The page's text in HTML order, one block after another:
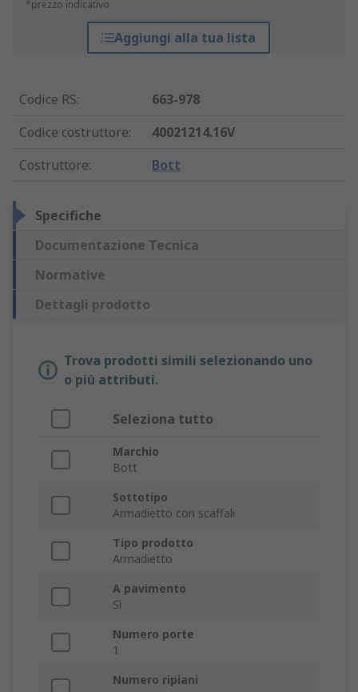
*prezzo indicativo
Aggiungi alla tua lista
Codice RS:
663-978
Codice costruttore:
40021214.16V
Costruttore: Bott
Specifiche
Documentazione Tecnica
Normative
Dettagli prodotto
Trova prodotti simili selezionando uno
o più attributi.
Seleziona tutto
Marchio
Bott
Sottotipo
Armadietto con scaffali
Tipo prodotto
Armadietto
A pavimento
Sì
Numero porte
1
Numero ripiani